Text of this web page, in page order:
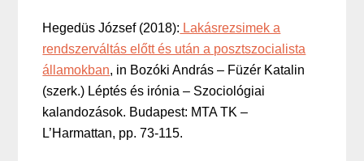
Hegedüs József (2018): Lakásrezsimek a
rendszerváltás előtt és után a posztszocialista
államokban, in Bozóki András – Füzér Katalin
(szerk.) Léptés és irónia – Szociológiai
kalandozások. Budapest: MTA TK –
L’Harmattan, pp. 73-115.